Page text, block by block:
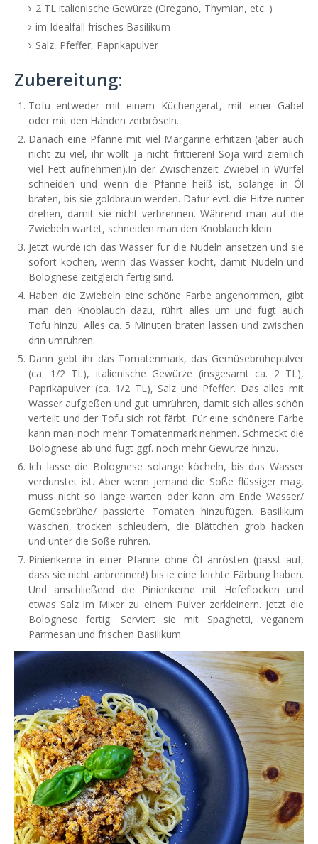
2 TL italienische Gewürze (Oregano, Thymian, etc. )
im Idealfall frisches Basilikum
Salz, Pfeffer, Paprikapulver
Zubereitung:
Tofu entweder mit einem Küchengerät, mit einer Gabel
oder mit den Händen zerbröseln.
Danach eine Pfanne mit viel Margarine erhitzen (aber auch
nicht zu viel, ihr wollt ja nicht frittieren! Soja wird ziemlich
viel Fett aufnehmen).In der Zwischenzeit Zwiebel in Würfel
schneiden und wenn die Pfanne heiß ist, solange in Öl
braten, bis sie goldbraun werden. Dafür evtl. die Hitze runter
drehen, damit sie nicht verbrennen. Während man auf die
Zwiebeln wartet, schneiden man den Knoblauch klein.
Jetzt würde ich das Wasser für die Nudeln ansetzen und sie
sofort kochen, wenn das Wasser kocht, damit Nudeln und
Bolognese zeitgleich fertig sind.
Haben die Zwiebeln eine schöne Farbe angenommen, gibt
man den Knoblauch dazu, rührt alles um und fügt auch
Tofu hinzu. Alles ca. 5 Minuten braten lassen und zwischen
drin umrühren.
Dann gebt ihr das Tomatenmark, das Gemüsebrühepulver
(ca. 1/2 TL), italienische Gewürze (insgesamt ca. 2 TL),
Paprikapulver (ca. 1/2 TL), Salz und Pfeffer. Das alles mit
Wasser aufgießen und gut umrühren, damit sich alles schön
verteilt und der Tofu sich rot färbt. Für eine schönere Farbe
kann man noch mehr Tomatenmark nehmen. Schmeckt die
Bolognese ab und fügt ggf. noch mehr Gewürze hinzu.
Ich lasse die Bolognese solange köcheln, bis das Wasser
verdunstet ist. Aber wenn jemand die Soße flüssiger mag,
muss nicht so lange warten oder kann am Ende Wasser/
Gemüsebrühe/ passierte Tomaten hinzufügen. Basilikum
waschen, trocken schleudern, die Blättchen grob hacken
und unter die Soße rühren.
Pinienkerne in einer Pfanne ohne Öl anrösten (passt auf,
dass sie nicht anbrennen!) bis ie eine leichte Färbung haben.
Und anschließend die Pinienkerne mit Hefeflocken und
etwas Salz im Mixer zu einem Pulver zerkleinern. Jetzt die
Bolognese fertig. Serviert sie mit Spaghetti, veganem
Parmesan und frischen Basilikum.